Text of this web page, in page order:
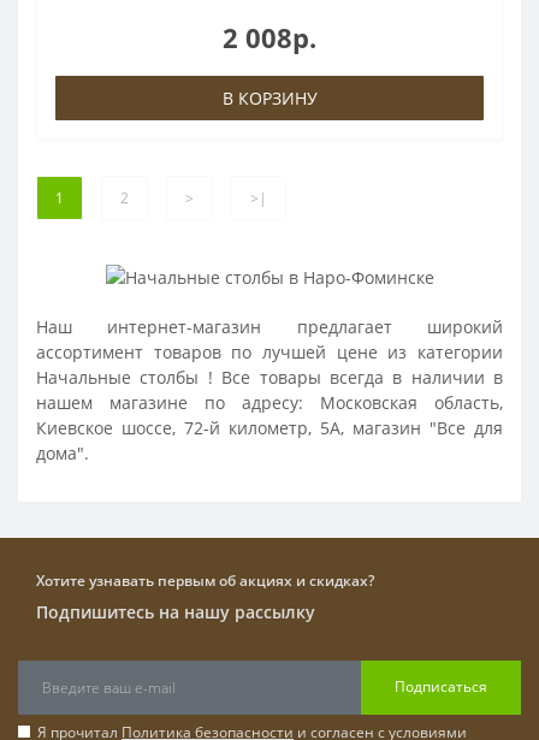
2 008р.
В КОРЗИНУ
1 2 > >|
Наш интернет-магазин предлагает широкий
ассортимент товаров по лучшей цене из категории
Начальные столбы ! Все товары всегда в наличии в
нашем магазине по адресу: Московская область,
Киевское шоссе, 72-й километр, 5А, магазин "Все для
дома".
Хотите узнавать первым об акциях и скидках?
Подпишитесь на нашу рассылку
Подписаться
Я прочитал Политика безопасности и согласен с условиями